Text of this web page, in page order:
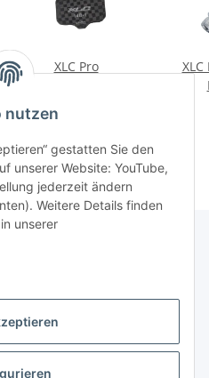
nutzen
gestatten Sie den
unserer Website: YouTube,
jederzeit ändern
Weitere Details finden
unserer
XLC Pro
Scheibenbremsbeläge
Elixir XX X0 DB LEVEL